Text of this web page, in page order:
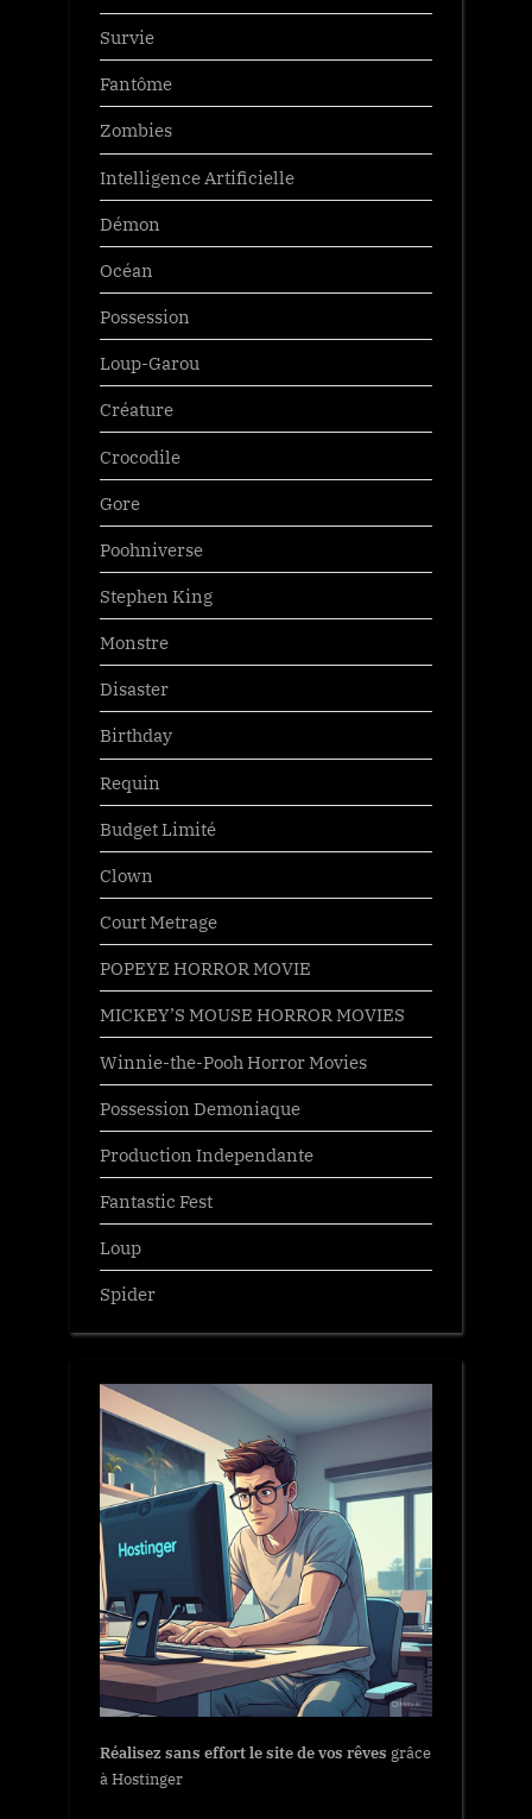
Survie
Fantôme
Zombies
Intelligence Artificielle
Démon
Océan
Possession
Loup-Garou
Créature
Crocodile
Gore
Poohniverse
Stephen King
Monstre
Disaster
Birthday
Requin
Budget Limité
Clown
Court Metrage
POPEYE HORROR MOVIE
MICKEY’S MOUSE HORROR MOVIES
Winnie-the-Pooh Horror Movies
Possession Demoniaque
Production Independante
Fantastic Fest
Loup
Spider
Réalisez sans effort le site de vos rêves grâce
à Hostinger